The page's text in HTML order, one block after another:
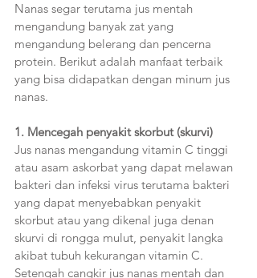
Nanas segar terutama jus mentah
mengandung banyak zat yang
mengandung belerang dan pencerna
protein. Berikut adalah manfaat terbaik
yang bisa didapatkan dengan minum jus
nanas.
1. Mencegah penyakit skorbut (skurvi)
Jus nanas mengandung vitamin C tinggi
atau asam askorbat yang dapat melawan
bakteri dan infeksi virus terutama bakteri
yang dapat menyebabkan penyakit
skorbut atau yang dikenal juga denan
skurvi di rongga mulut, penyakit langka
akibat tubuh kekurangan vitamin C.
Setengah cangkir jus nanas mentah dan